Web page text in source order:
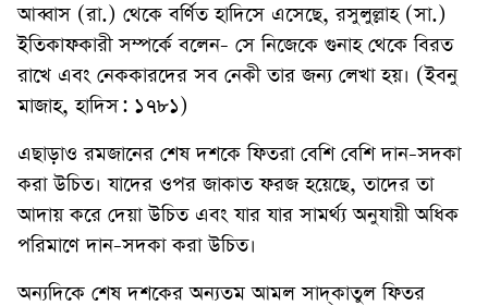
আব্বাস (রা.) থেকে বর্ণিত হাদিসে এসেছে, রসুলুল্লাহ (সা.)
ইতিকাফকারী সম্পর্কে বলেন- সে নিজেকে গুনাহ থেকে বিরত
রাখে এবং নেককারদের সব নেকী তার জন্য লেখা হয়। (ইবনু
মাজাহ, হাদিস: ১৭৮১)
এছাড়াও রমজানের শেষ দশকে ফিতরা বেশি বেশি দান-সদকা
করা উচিত। যাদের ওপর জাকাত ফরজ হয়েছে, তাদের তা
আদায় করে দেয়া উচিত এবং যার যার সামর্থ্য অনুযায়ী অধিক
পরিমাণে দান-সদকা করা উচিত।
অন্যদিকে শেষ দশকের অন্যতম আমল সাদ্‌কাতুল ফিতর